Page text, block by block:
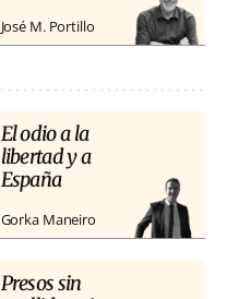
José M. Portillo
El odio a la
libertad y a
España
Gorka Maneiro
Presos sin